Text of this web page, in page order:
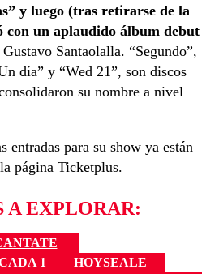
y luego (tras retirarse de la
con un aplaudido álbum debut
Santaolalla. “Segundo”,
día” y “Wed 21”, son discos
su nombre a nivel
entradas para su show ya están
página Ticketplus.
A EXPLORAR:
1
HOYSEALE